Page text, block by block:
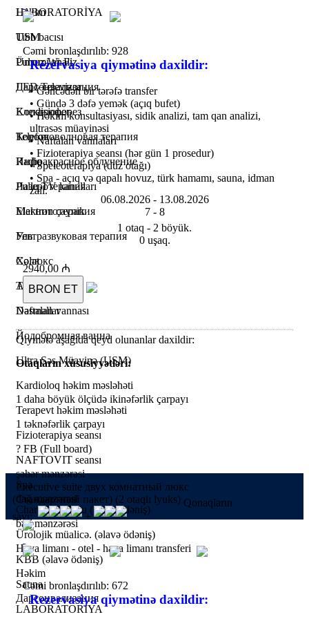
LABORATORİYA
USM
Pulsuz Wi-Fi
LED Televizor
Kondisioner
Telefon
Radio
Pullu TV kanalları
Elektron çaynik
Fen
Xələt
Tərlik
Dəsmallar
Həkim
Tibb bacısı
Ümumi analiz
Дарсонвализация
Електрофорез
Коротковолновая терапия
Инфракрасное облучение
Лазеротерапия
Магнитотерапия
Ультразвуковая терапия
Солюкс
Амплипульс
Naftalan vannası
Йодобромная ванна
Ultra Səs Müayinə (USM)
Kardioloq həkim məsləhəti
Terapevt həkim məsləhəti
Fizioterapiya seansı
NAFTOVIT seansı
Spa
Charcot'un duşu (əlavə ödəniş)
Ürolojik müalicə. (əlavə ödəniş)
KBB (əlavə ödəniş)
Sauna
LABORATORİYA
Cəmi bronlaşdırılıb: 928
Rezervasiya qiymətinə daxildir:
• Gəncədən bir tərəfə transfer
• Gündə 3 dəfə yemək (açıq bufet)
• Həkim konsultasiyası, sidik analizi, tam qan analizi,
ultrasəs müayinəsi
• Naftalan vannaları
• Fizioterapiya seansı (hər gün 1 prosedur)
• Speleoterapiya (duz otağı)
• Spa - açıq və qapalı hovuz, türk hamamı, sauna, idman
zalı.
06.08.2026 - 13.08.2026
7 - 8
1 otaq - 2 böyük.
0 uşaq.
2940,00 ₼
BRON ET
Qiymətə aşağıda qeyd olunanlar daxildir:
Otaqların xüsusiyyətləri:
1 daha böyük ölçüdə ikinəfərlik çarpayı
1 təknəfərlik çarpayı
? FB (Full board)
şəhər mənzərəsi
dağ mənzərəsi
bağ mənzərəsi
Hava limanı - otel - hava limanı transferi
Həkim
Дарсонвализация
Executive suite двух комнатный люкс
(Стандартный пакет) (2 otaqlı lyuks) Qonaqların
sayı:
+
Cəmi bronlaşdırılıb: 672
Rezervasiya qiymətinə daxildir: